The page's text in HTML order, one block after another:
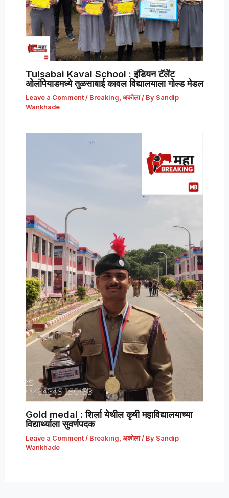
Tulsabai Kaval School : इंडियन टॅलेंट
ओलंपियाडमध्ये तुळसाबाई कावल विद्यालयाला गोल्ड मेडल
Leave a Comment / Breaking, अकोला/ By Sandip
Wankhade
Gold medal : शिर्ला येथील कृषी महाविद्यालयाच्या
विद्यार्थ्याला सुवर्णपदक
Leave a Comment / Breaking, अकोला/ By Sandip
Wankhade